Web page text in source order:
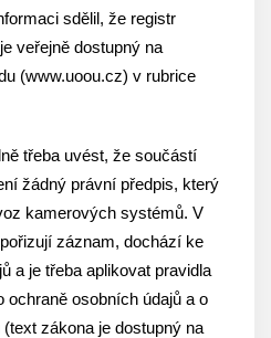
sdělil, že registr
veřejně dostupný na
(www.uoou.cz) v rubrice
třeba uvést, že součástí
žádný právní předpis, který
kamerových systémů. V
záznam, dochází ke
a je třeba aplikovat pravidla
ochraně osobních údajů a o
zákona je dostupný na